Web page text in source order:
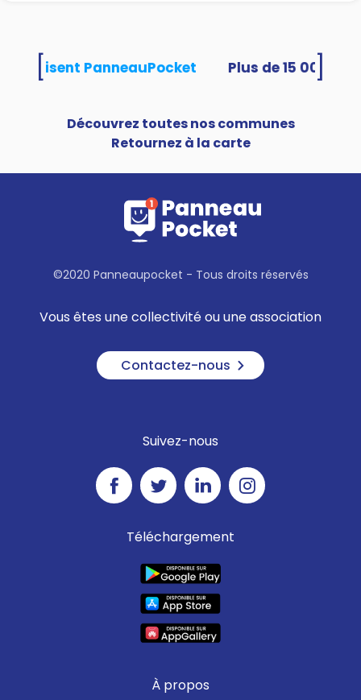
utilisent PanneauPocket
Découvrez toutes nos communes
Retournez à la carte
©2020 Panneaupocket - Tous droits réservés
Vous êtes une collectivité ou une association
Contactez-nous
Suivez-nous
Téléchargement
À propos